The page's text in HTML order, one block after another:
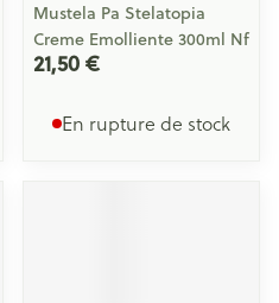
Mustela Pa Stelatopia
Creme Emolliente 300ml Nf
21,50 €
En rupture de stock